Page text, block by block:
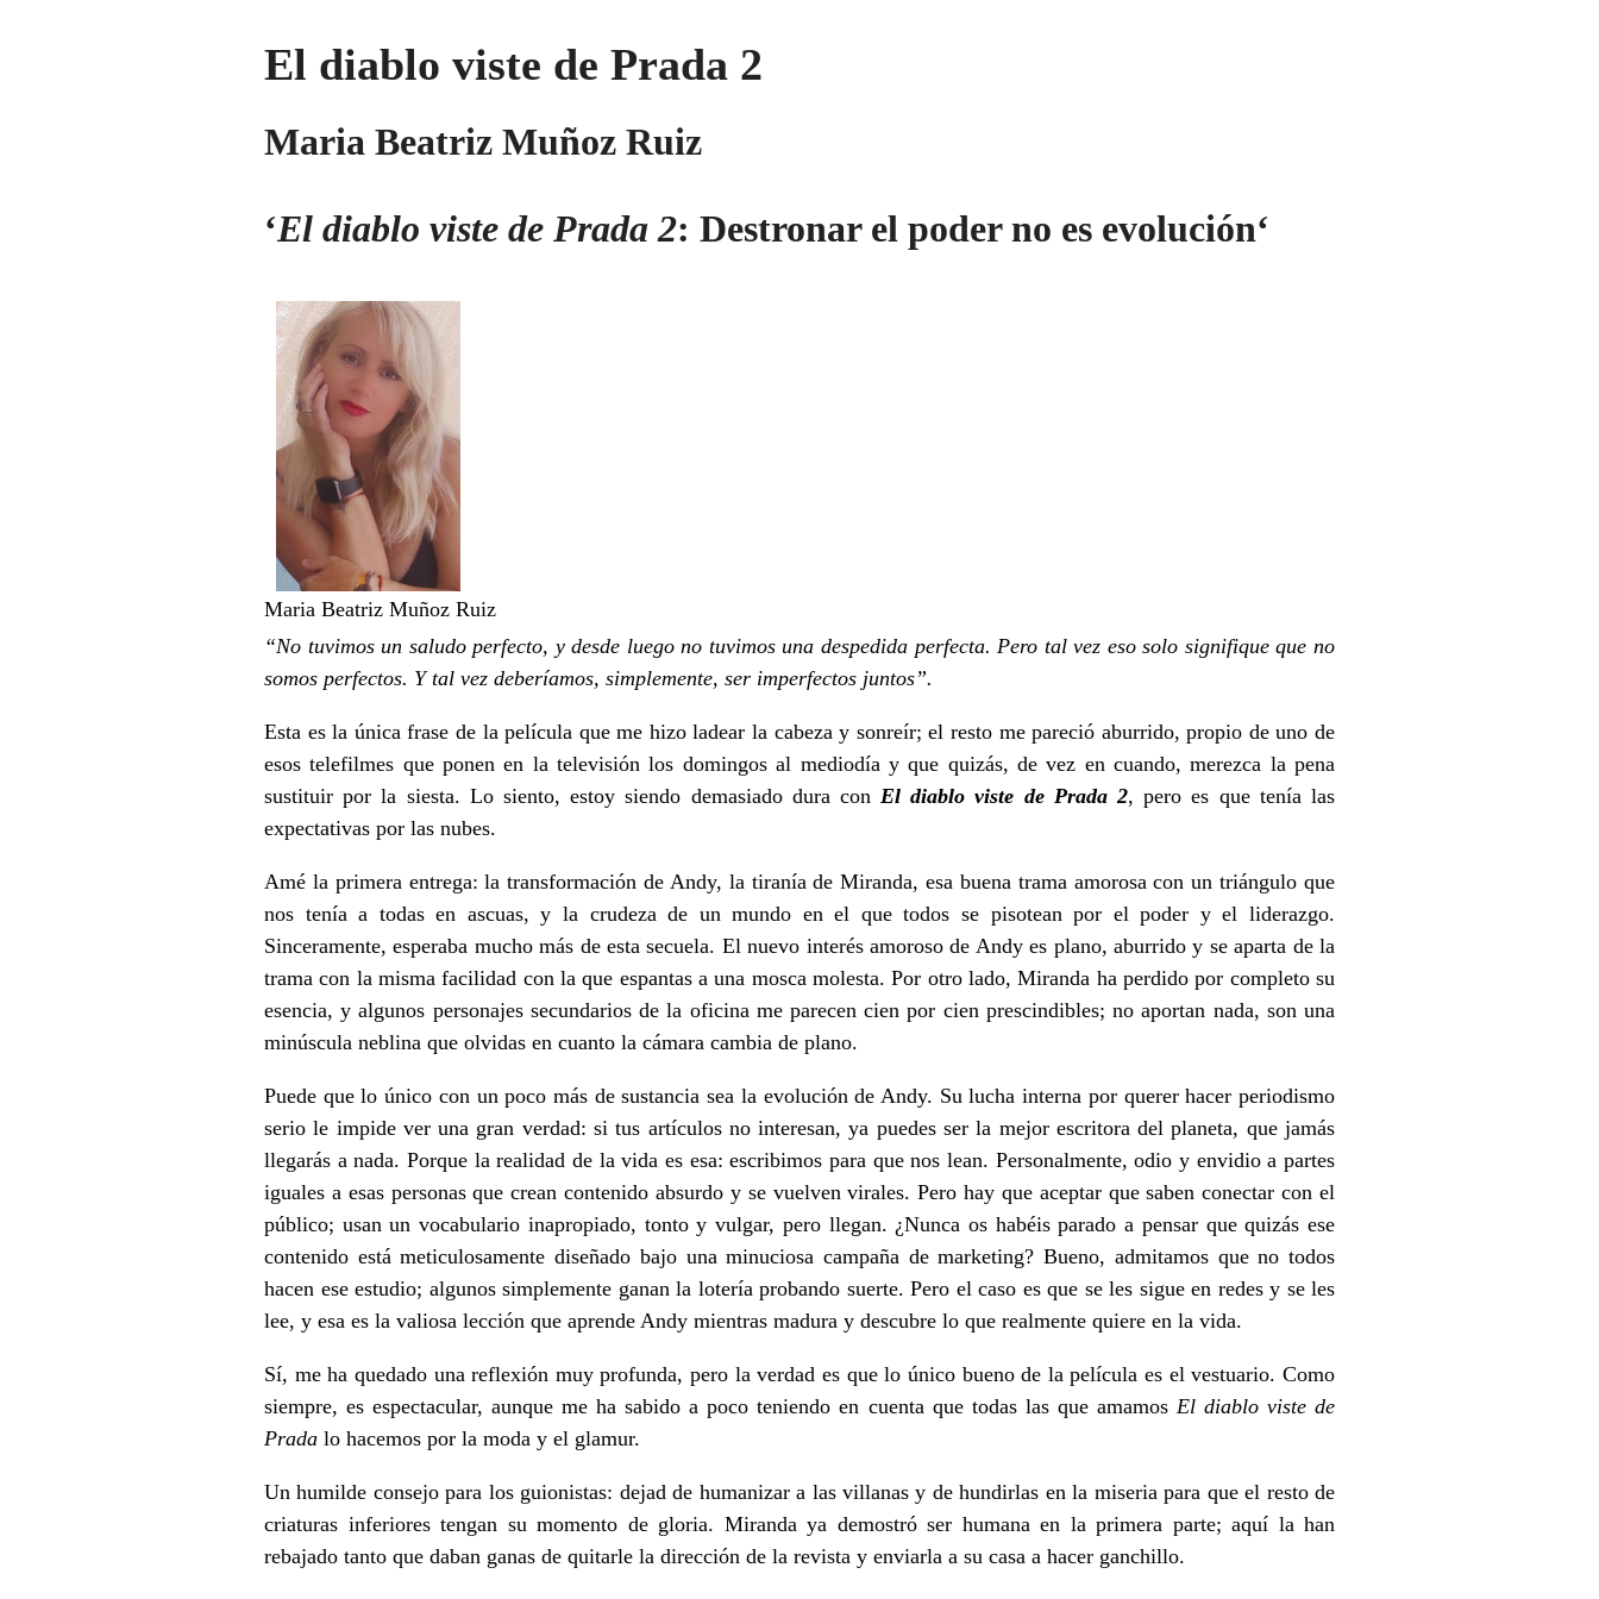
El diablo viste de Prada 2
Maria Beatriz Muñoz Ruiz
‘El diablo viste de Prada 2: Destronar el poder no es evolución‘
Maria Beatriz Muñoz Ruiz
“No tuvimos un saludo perfecto, y desde luego no tuvimos una despedida perfecta. Pero tal vez eso solo signifique que no
somos perfectos. Y tal vez deberíamos, simplemente, ser imperfectos juntos”.
Esta es la única frase de la película que me hizo ladear la cabeza y sonreír; el resto me pareció aburrido, propio de uno de
esos telefilmes que ponen en la televisión los domingos al mediodía y que quizás, de vez en cuando, merezca la pena
sustituir por la siesta. Lo siento, estoy siendo demasiado dura con El diablo viste de Prada 2, pero es que tenía las
expectativas por las nubes.
Amé la primera entrega: la transformación de Andy, la tiranía de Miranda, esa buena trama amorosa con un triángulo que
nos tenía a todas en ascuas, y la crudeza de un mundo en el que todos se pisotean por el poder y el liderazgo.
Sinceramente, esperaba mucho más de esta secuela. El nuevo interés amoroso de Andy es plano, aburrido y se aparta de la
trama con la misma facilidad con la que espantas a una mosca molesta. Por otro lado, Miranda ha perdido por completo su
esencia, y algunos personajes secundarios de la oficina me parecen cien por cien prescindibles; no aportan nada, son una
minúscula neblina que olvidas en cuanto la cámara cambia de plano.
Puede que lo único con un poco más de sustancia sea la evolución de Andy. Su lucha interna por querer hacer periodismo
serio le impide ver una gran verdad: si tus artículos no interesan, ya puedes ser la mejor escritora del planeta, que jamás
llegarás a nada. Porque la realidad de la vida es esa: escribimos para que nos lean. Personalmente, odio y envidio a partes
iguales a esas personas que crean contenido absurdo y se vuelven virales. Pero hay que aceptar que saben conectar con el
público; usan un vocabulario inapropiado, tonto y vulgar, pero llegan. ¿Nunca os habéis parado a pensar que quizás ese
contenido está meticulosamente diseñado bajo una minuciosa campaña de marketing? Bueno, admitamos que no todos
hacen ese estudio; algunos simplemente ganan la lotería probando suerte. Pero el caso es que se les sigue en redes y se les
lee, y esa es la valiosa lección que aprende Andy mientras madura y descubre lo que realmente quiere en la vida.
Sí, me ha quedado una reflexión muy profunda, pero la verdad es que lo único bueno de la película es el vestuario. Como
siempre, es espectacular, aunque me ha sabido a poco teniendo en cuenta que todas las que amamos El diablo viste de
Prada lo hacemos por la moda y el glamur.
Un humilde consejo para los guionistas: dejad de humanizar a las villanas y de hundirlas en la miseria para que el resto de
criaturas inferiores tengan su momento de gloria. Miranda ya demostró ser humana en la primera parte; aquí la han
rebajado tanto que daban ganas de quitarle la dirección de la revista y enviarla a su casa a hacer ganchillo.